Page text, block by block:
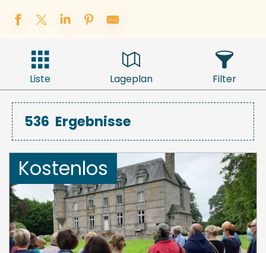
Liste Lageplan Filter
536 Ergebnisse
Kostenlos